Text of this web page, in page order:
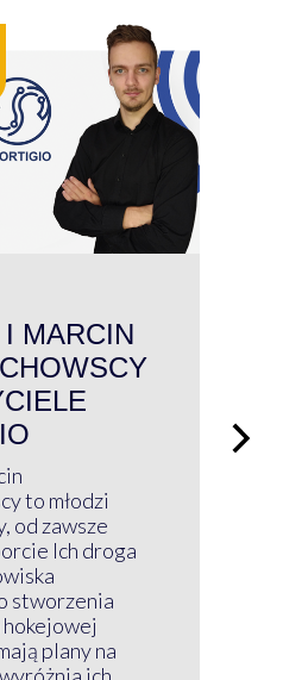
MARCIN
to młodzi
od zawsze
Ich droga
stworzenia
plany na